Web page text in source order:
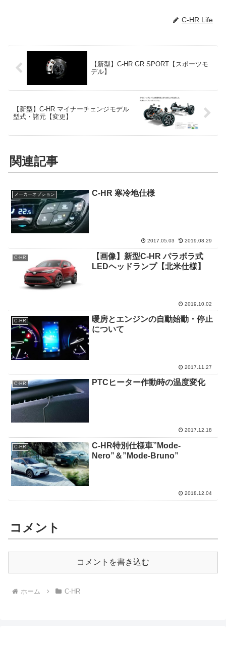
C-HR Life
【新型】C-HR GR SPORT【スポーツモ
デル】
【新型】C-HR マイナーチェンジモデル
型式・諸元【変更】
関連記事
メーカーオプション C-HR 寒冷地仕様
2017.05.03 2019.08.29
C-HR
【画像】新型C-HR パラボラ式
LEDヘッドランプ【北米仕様】
2019.10.02
C-HR
暖房とエンジンの自動始動・停止
について
2017.11.27
C-HR PTCヒーター作動時の温度変化
2017.12.18
C-HR
C-HR特別仕様車”Mode-
Nero”＆”Mode-Bruno”
2018.12.04
コメント
コメントを書き込む
ホーム C-HR